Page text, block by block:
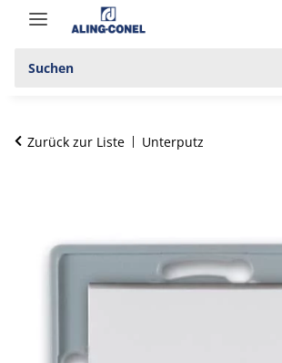
Zurück zur Liste Unterputz